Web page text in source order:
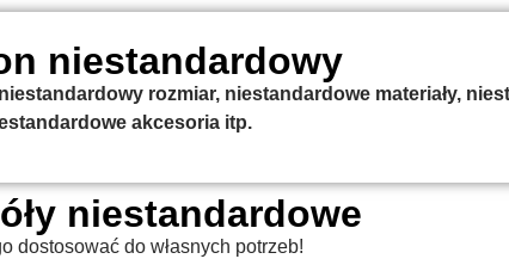
niestandardowy
rozmiar, niestandardowe materiały,
akcesoria itp.
niestandardowe
dostosować do własnych potrzeb!